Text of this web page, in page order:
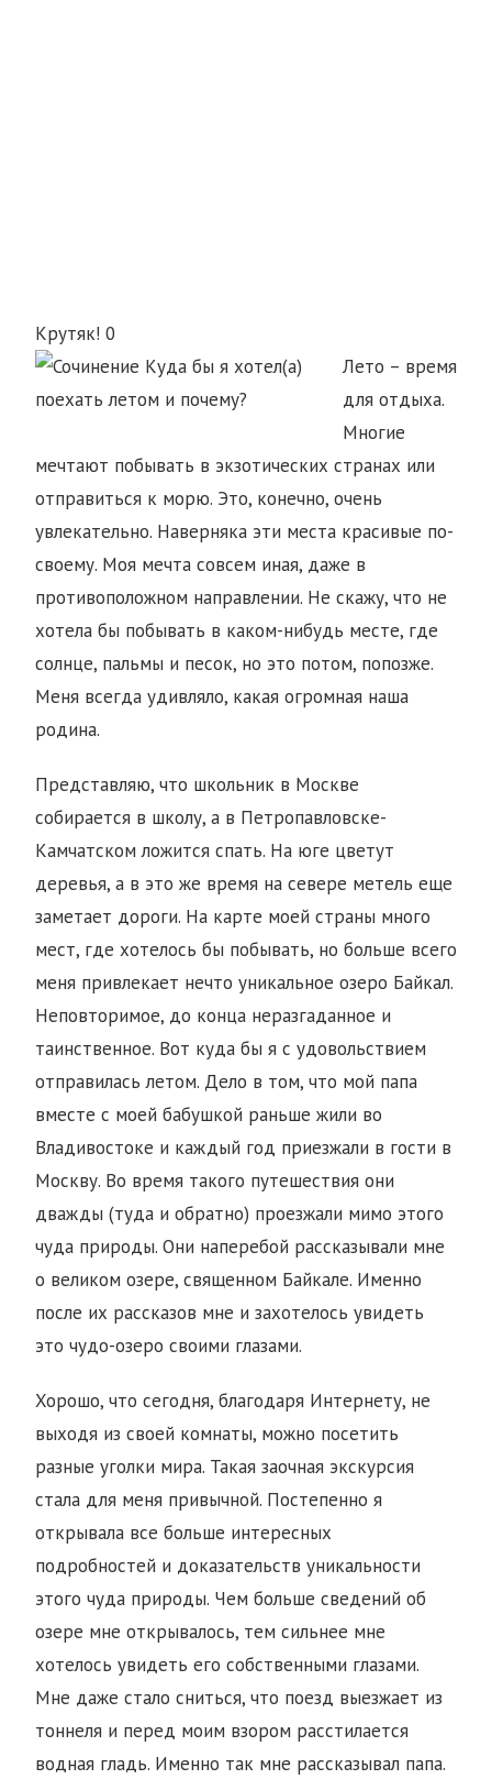
Крутяк! 0
Лето – время
для отдыха.
Многие
мечтают побывать в экзотических странах или
отправиться к морю. Это, конечно, очень
увлекательно. Наверняка эти места красивые по-
своему. Моя мечта совсем иная, даже в
противоположном направлении. Не скажу, что не
хотела бы побывать в каком-нибудь месте, где
солнце, пальмы и песок, но это потом, попозже.
Меня всегда удивляло, какая огромная наша
родина.
Представляю, что школьник в Москве
собирается в школу, а в Петропавловске-
Камчатском ложится спать. На юге цветут
деревья, а в это же время на севере метель еще
заметает дороги. На карте моей страны много
мест, где хотелось бы побывать, но больше всего
меня привлекает нечто уникальное озеро Байкал.
Неповторимое, до конца неразгаданное и
таинственное. Вот куда бы я с удовольствием
отправилась летом. Дело в том, что мой папа
вместе с моей бабушкой раньше жили во
Владивостоке и каждый год приезжали в гости в
Москву. Во время такого путешествия они
дважды (туда и обратно) проезжали мимо этого
чуда природы. Они наперебой рассказывали мне
о великом озере, священном Байкале. Именно
после их рассказов мне и захотелось увидеть
это чудо-озеро своими глазами.
Хорошо, что сегодня, благодаря Интернету, не
выходя из своей комнаты, можно посетить
разные уголки мира. Такая заочная экскурсия
стала для меня привычной. Постепенно я
открывала все больше интересных
подробностей и доказательств уникальности
этого чуда природы. Чем больше сведений об
озере мне открывалось, тем сильнее мне
хотелось увидеть его собственными глазами.
Мне даже стало сниться, что поезд выезжает из
тоннеля и перед моим взором расстилается
водная гладь. Именно так мне рассказывал папа.